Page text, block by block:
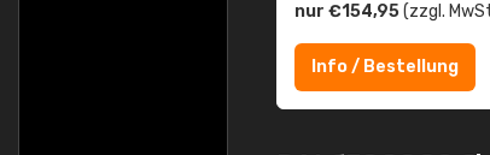
nur €154,95(zzgl.
Info / Bestellung